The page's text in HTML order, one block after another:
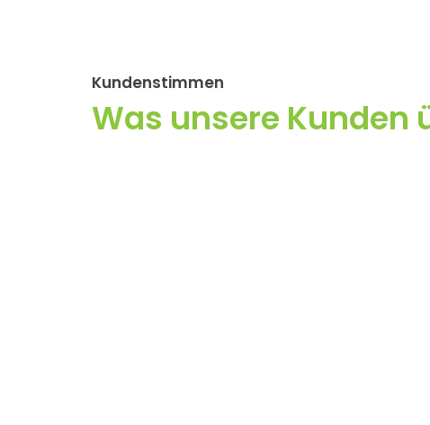
Kundenstimmen
Was unsere Kunden